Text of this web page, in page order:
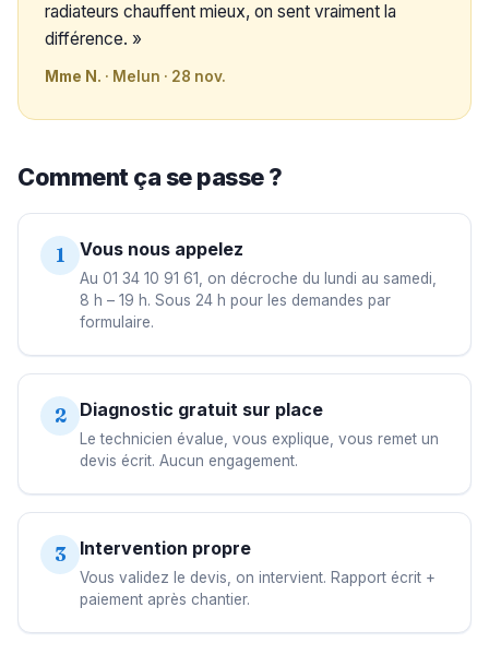
radiateurs chauffent mieux, on sent vraiment la
différence. »
Mme N. · Melun · 28 nov.
Comment ça se passe ?
1 Vous nous appelez
Au 01 34 10 91 61, on décroche du lundi au samedi,
8 h – 19 h. Sous 24 h pour les demandes par
formulaire.
2 Diagnostic gratuit sur place
Le technicien évalue, vous explique, vous remet un
devis écrit. Aucun engagement.
3 Intervention propre
Vous validez le devis, on intervient. Rapport écrit +
paiement après chantier.